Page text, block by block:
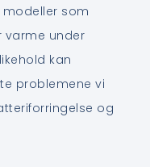
som
varme under
kan
problemene vi
og